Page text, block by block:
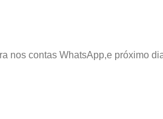
nos contas WhatsApp,e próximo